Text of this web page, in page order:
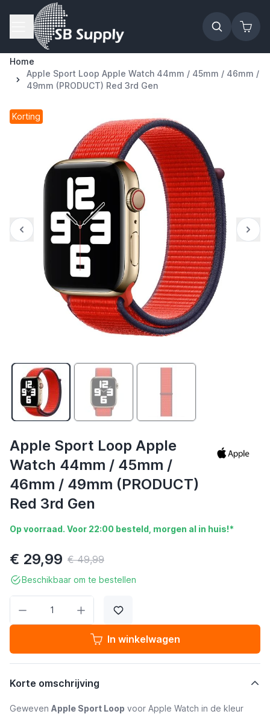
Ga naar de inhoud
Home
Apple Sport Loop Apple Watch 44mm / 45mm / 46mm /
49mm (PRODUCT) Red 3rd Gen
Korting
Apple Sport Loop Apple
Watch 44mm / 45mm /
46mm / 49mm (PRODUCT)
Red 3rd Gen
Op voorraad. Voor 22:00 besteld, morgen al in huis!*
€ 29,99 € 49,99
Beschikbaar om te bestellen
In winkelwagen
Korte omschrijving
Geweven Apple Sport Loop voor Apple Watch in de kleur